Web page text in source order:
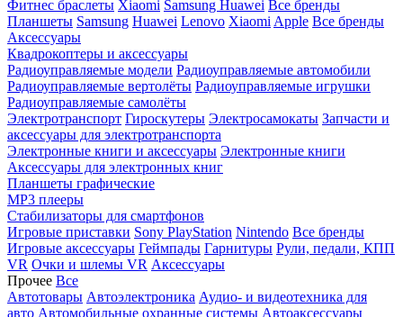
Фитнес браслеты Xiaomi Samsung Huawei Все бренды
Планшеты Samsung Huawei Lenovo Xiaomi Apple Все бренды
Аксессуары
Квадрокоптеры и аксессуары
Радиоуправляемые модели Радиоуправляемые автомобили
Радиоуправляемые вертолёты Радиоуправляемые игрушки
Радиоуправляемые самолёты
Электротранспорт Гироскутеры Электросамокаты Запчасти и
аксессуары для электротранспорта
Электронные книги и аксессуары Электронные книги
Аксессуары для электронных книг
Планшеты графические
MP3 плееры
Стабилизаторы для смартфонов
Игровые приставки Sony PlayStation Nintendo Все бренды
Игровые аксессуары Геймпады Гарнитуры Рули, педали, КПП
VR Очки и шлемы VR Аксессуары
Прочее Все
Автотовары Автоэлектроника Аудио- и видеотехника для
авто Автомобильные охранные системы Автоаксессуары